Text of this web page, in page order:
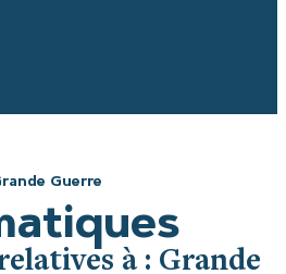
Guerre
à : Grande